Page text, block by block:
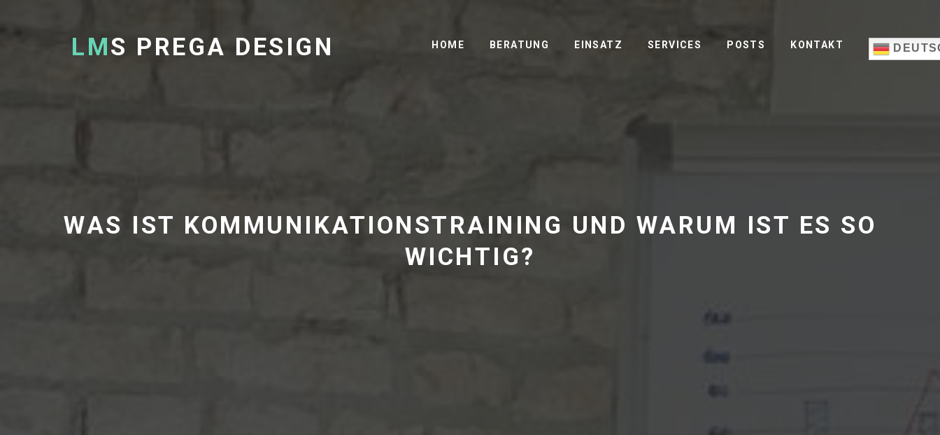
LMS PREGA DESIGN HOME BERATUNG EINSATZ SERVICES POSTS KONTAKT
WAS IST KOMMUNIKATIONSTRAINING UND WARUM IST ES SO
WICHTIG?